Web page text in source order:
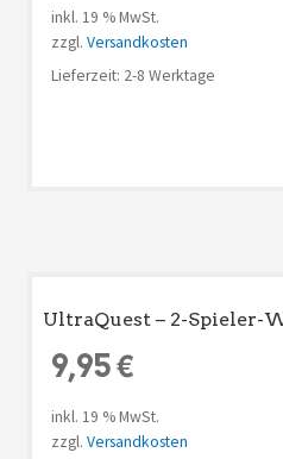
inkl. 19 % MwSt.
zzgl. Versandkosten
Lieferzeit: 2-8 Werktage
UltraQuest – 2-
9,95€
inkl. 19 % MwSt.
zzgl. Versandkosten